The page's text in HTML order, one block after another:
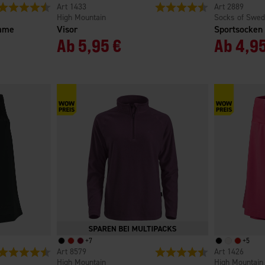
4.2 von 5 Sternen
Visor
High Mountain
1433
Ab5,95 €
Bewertung: 4.6 von 5 Sternen
Sportsocken
Socks of
2889
Ab
4.7 von 5 Sternen
+7
High Mountain
8579 Bewertung: 4.6 von 5 Sternen
+5
High Mountain
1426